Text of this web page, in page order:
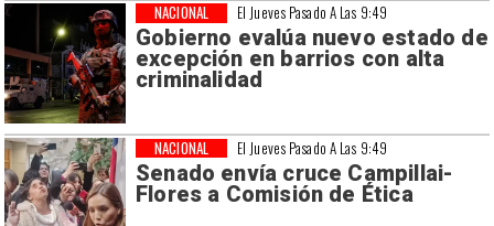
El Jueves Pasado A Las 9:49
Gobierno evalúa nuevo estado de
excepción en barrios con alta
criminalidad
NACIONAL
El Jueves Pasado A Las 9:49
Senado envía cruce Campillai-
Flores a Comisión de Ética
NACIONAL